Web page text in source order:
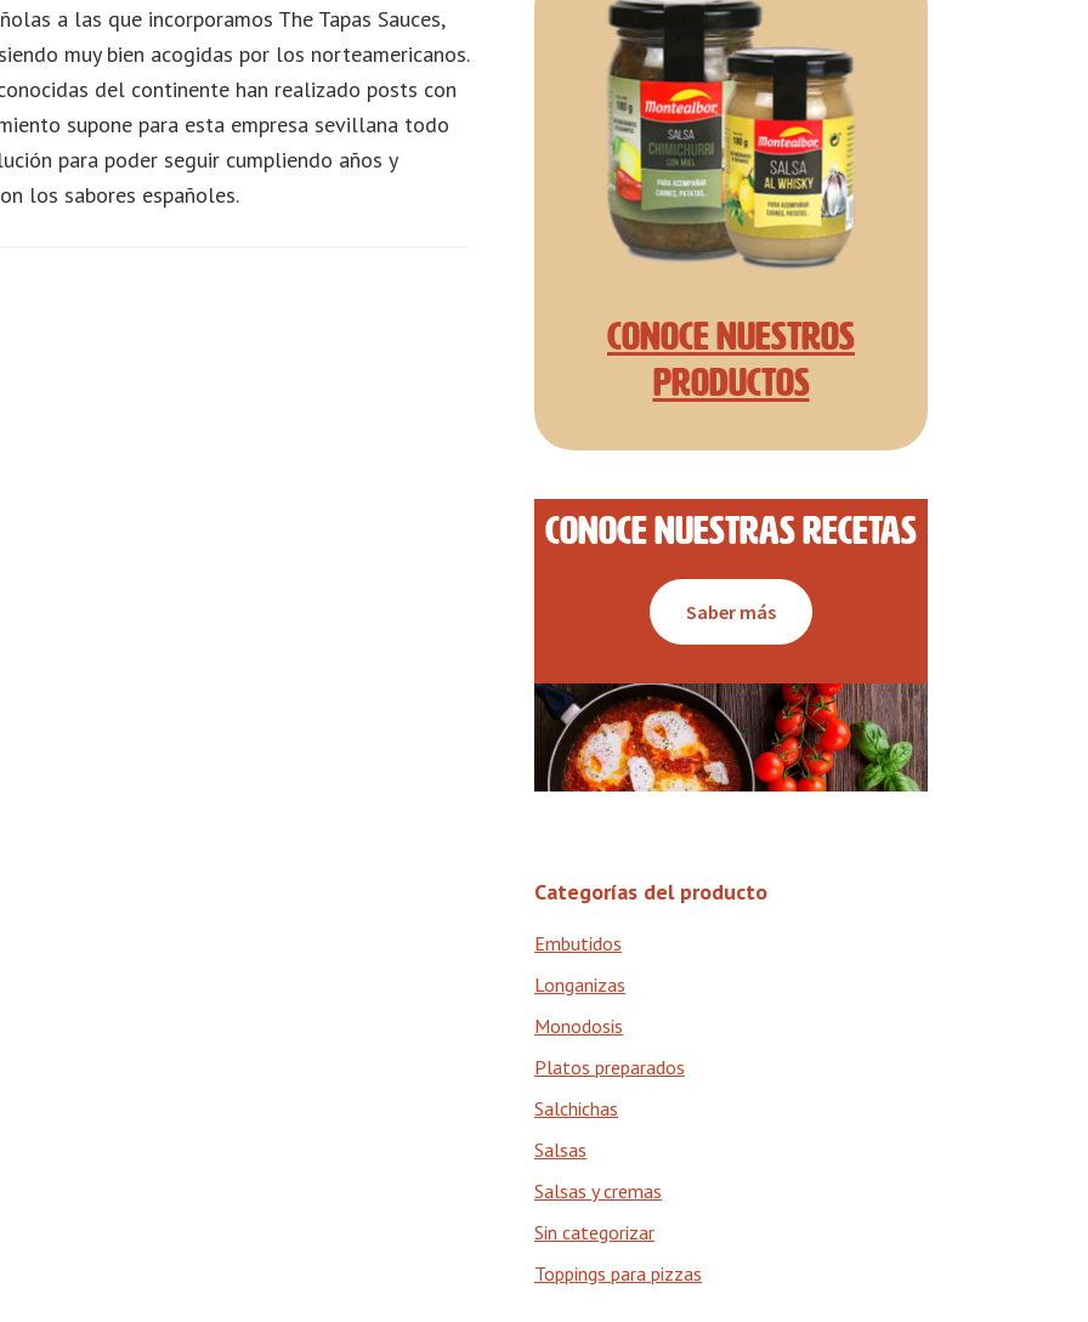
a las que incorporamos The Tapas Sauces,
muy bien acogidas por los norteamericanos.
del continente han realizado posts con
supone para esta empresa sevillana todo
para poder seguir cumpliendo años y
los sabores españoles.
Conoce nuestros
productos
Conoce nuestras recetas
Saber más
Categorías del producto
Embutidos
Longanizas
Monodosis
Platos preparados
Salchichas
Salsas
Salsas y cremas
Sin categorizar
Toppings para pizzas